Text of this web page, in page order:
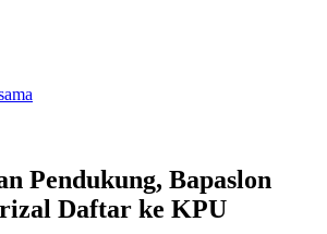
Pendukung, Bapaslon
Daftar ke KPU